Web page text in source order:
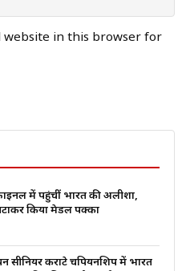
website in this browser for
में पहुंचीं भारत की अलीशा,
किया मेडल पक्का
सीनियर कराटे चैंपियनशिप में भारत